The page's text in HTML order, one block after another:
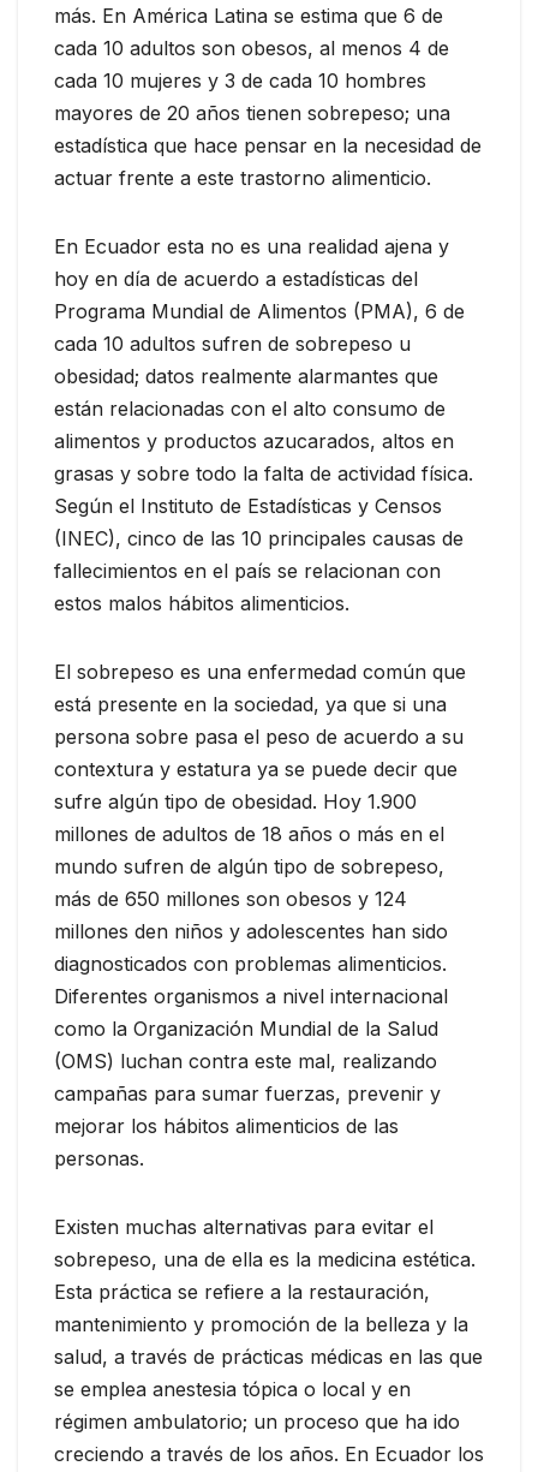
más. En América Latina se estima que 6 de
cada 10 adultos son obesos, al menos 4 de
cada 10 mujeres y 3 de cada 10 hombres
mayores de 20 años tienen sobrepeso; una
estadística que hace pensar en la necesidad de
actuar frente a este trastorno alimenticio.
En Ecuador esta no es una realidad ajena y
hoy en día de acuerdo a estadísticas del
Programa Mundial de Alimentos (PMA), 6 de
cada 10 adultos sufren de sobrepeso u
obesidad; datos realmente alarmantes que
están relacionadas con el alto consumo de
alimentos y productos azucarados, altos en
grasas y sobre todo la falta de actividad física.
Según el Instituto de Estadísticas y Censos
(INEC), cinco de las 10 principales causas de
fallecimientos en el país se relacionan con
estos malos hábitos alimenticios.
El sobrepeso es una enfermedad común que
está presente en la sociedad, ya que si una
persona sobre pasa el peso de acuerdo a su
contextura y estatura ya se puede decir que
sufre algún tipo de obesidad. Hoy 1.900
millones de adultos de 18 años o más en el
mundo sufren de algún tipo de sobrepeso,
más de 650 millones son obesos y 124
millones den niños y adolescentes han sido
diagnosticados con problemas alimenticios.
Diferentes organismos a nivel internacional
como la Organización Mundial de la Salud
(OMS) luchan contra este mal, realizando
campañas para sumar fuerzas, prevenir y
mejorar los hábitos alimenticios de las
personas.
Existen muchas alternativas para evitar el
sobrepeso, una de ella es la medicina estética.
Esta práctica se refiere a la restauración,
mantenimiento y promoción de la belleza y la
salud, a través de prácticas médicas en las que
se emplea anestesia tópica o local y en
régimen ambulatorio; un proceso que ha ido
creciendo a través de los años. En Ecuador los